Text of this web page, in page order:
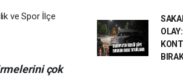
ve Spor İlçe
çok